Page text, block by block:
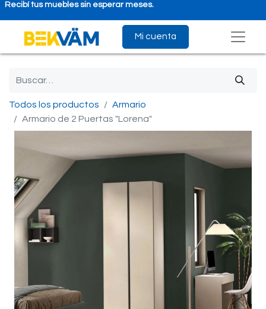
Recibí tus muebles sin esperar meses.
Mi cuenta
Todos los productos
Armario
Armario de 2 Puertas "Lorena"